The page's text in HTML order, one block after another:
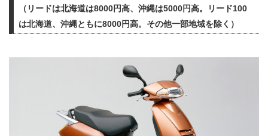
（リードは北海道は8000円高、沖縄は5000円高。リード100
は北海道、沖縄ともに8000円高。その他一部地域を除く）